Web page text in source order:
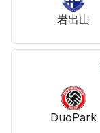
岩出山
DuoPark